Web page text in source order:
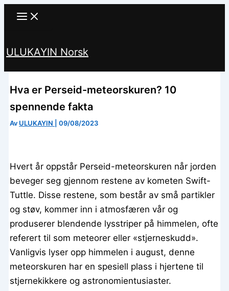
Hopp
ULUKAYIN Norsk
Hva er Perseid-meteorskuren? 10
spennende fakta
Av ULUKAYIN |09/08/2023
Hvert år oppstår Perseid-meteorskuren når jorden
beveger seg gjennom restene av kometen Swift-
Tuttle. Disse restene, som består av små partikler
og støv, kommer inn i atmosfæren vår og
produserer blendende lysstriper på himmelen, ofte
referert til som meteorer eller «stjerneskudd».
Vanligvis lyser opp himmelen i august, denne
meteorskuren har en spesiell plass i hjertene til
stjernekikkere og astronomientusiaster.